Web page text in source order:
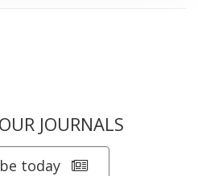
JOURNALS
today